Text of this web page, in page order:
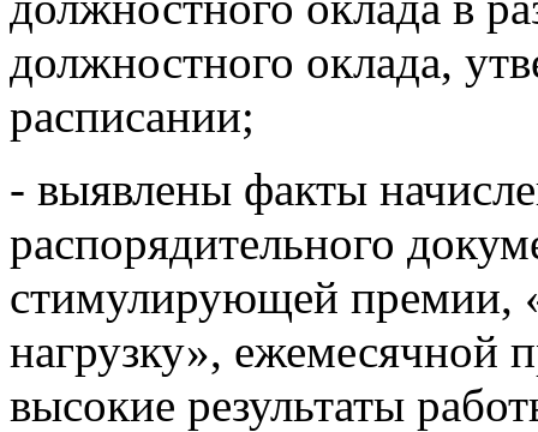
должностного оклада,
расписании;
- выявлены факты
распорядительного
стимулирующей премии,
нагрузку», ежемесячной
высокие результаты